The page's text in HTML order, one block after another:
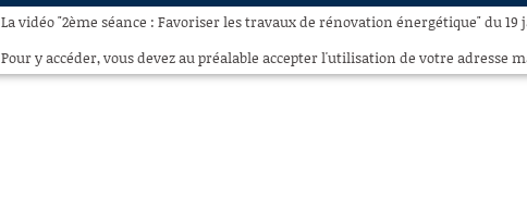
La vidéo "2ème séance : Favoriser les travaux de rénovation énergétique" du
Pour y accéder, vous devez au préalable accepter l'utilisation de votre adresse